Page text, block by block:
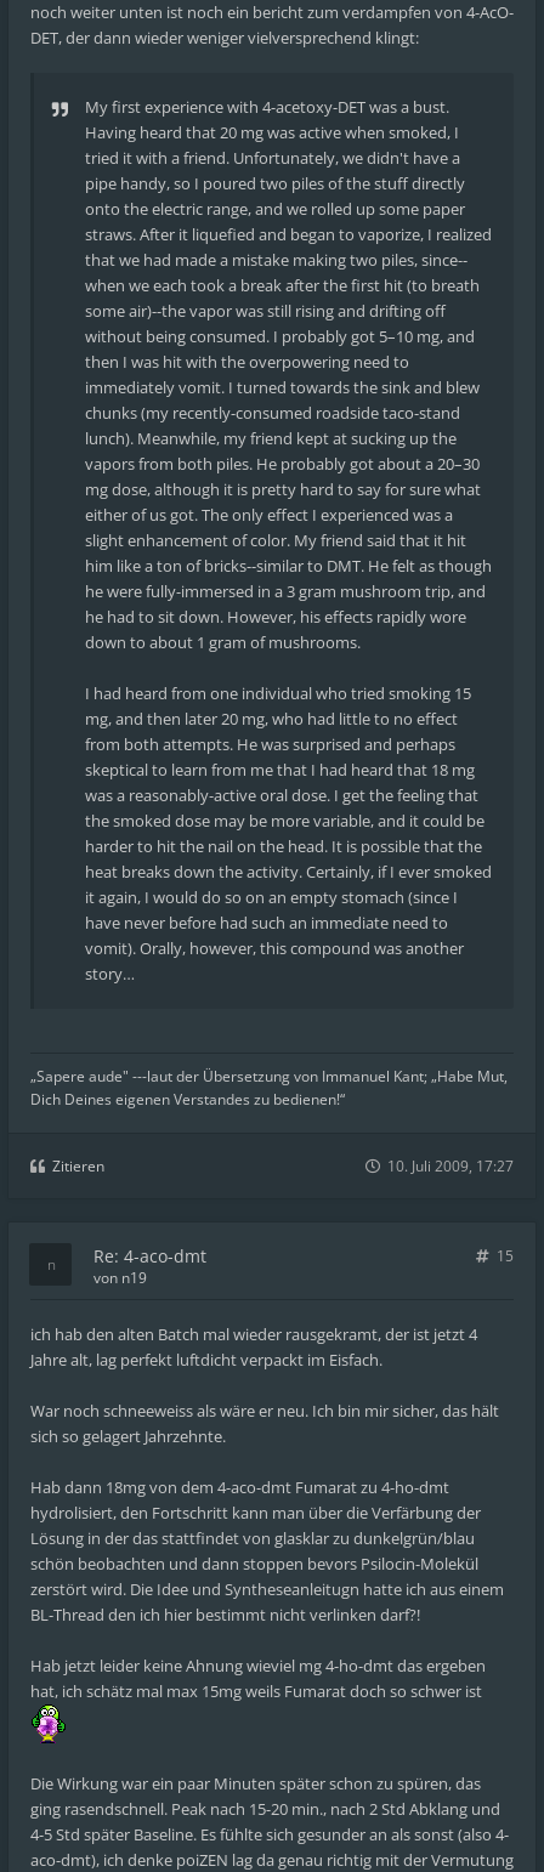
noch weiter unten ist noch ein bericht zum verdampfen von 4-AcO-
DET, der dann wieder weniger vielversprechend klingt:
My first experience with 4-acetoxy-DET was a bust.
Having heard that 20 mg was active when smoked, I
tried it with a friend. Unfortunately, we didn't have a
pipe handy, so I poured two piles of the stuff directly
onto the electric range, and we rolled up some paper
straws. After it liquefied and began to vaporize, I realized
that we had made a mistake making two piles, since--
when we each took a break after the first hit (to breath
some air)--the vapor was still rising and drifting off
without being consumed. I probably got 5–10 mg, and
then I was hit with the overpowering need to
immediately vomit. I turned towards the sink and blew
chunks (my recently-consumed roadside taco-stand
lunch). Meanwhile, my friend kept at sucking up the
vapors from both piles. He probably got about a 20–30
mg dose, although it is pretty hard to say for sure what
either of us got. The only effect I experienced was a
slight enhancement of color. My friend said that it hit
him like a ton of bricks--similar to DMT. He felt as though
he were fully-immersed in a 3 gram mushroom trip, and
he had to sit down. However, his effects rapidly wore
down to about 1 gram of mushrooms.
I had heard from one individual who tried smoking 15
mg, and then later 20 mg, who had little to no effect
from both attempts. He was surprised and perhaps
skeptical to learn from me that I had heard that 18 mg
was a reasonably-active oral dose. I get the feeling that
the smoked dose may be more variable, and it could be
harder to hit the nail on the head. It is possible that the
heat breaks down the activity. Certainly, if I ever smoked
it again, I would do so on an empty stomach (since I
have never before had such an immediate need to
vomit). Orally, however, this compound was another
story…
„Sapere aude" ---laut der Übersetzung von Immanuel Kant; „Habe Mut,
Dich Deines eigenen Verstandes zu bedienen!“
Zitieren 10. Juli 2009, 17:27
Re: 4-aco-dmt
15
von n19
ich hab den alten Batch mal wieder rausgekramt, der ist jetzt 4
Jahre alt, lag perfekt luftdicht verpackt im Eisfach.
War noch schneeweiss als wäre er neu. Ich bin mir sicher, das hält
sich so gelagert Jahrzehnte.
Hab dann 18mg von dem 4-aco-dmt Fumarat zu 4-ho-dmt
hydrolisiert, den Fortschritt kann man über die Verfärbung der
Lösung in der das stattfindet von glasklar zu dunkelgrün/blau
schön beobachten und dann stoppen bevors Psilocin-Molekül
zerstört wird. Die Idee und Syntheseanleitugn hatte ich aus einem
BL-Thread den ich hier bestimmt nicht verlinken darf?!
Hab jetzt leider keine Ahnung wieviel mg 4-ho-dmt das ergeben
hat, ich schätz mal max 15mg weils Fumarat doch so schwer ist
Die Wirkung war ein paar Minuten später schon zu spüren, das
ging rasendschnell. Peak nach 15-20 min., nach 2 Std Abklang und
4-5 Std später Baseline. Es fühlte sich gesunder an als sonst (also 4-
aco-dmt), ich denke poiZEN lag da genau richtig mit der Vermutung